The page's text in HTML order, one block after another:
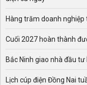
Hàng trăm doanh nghiệp
Cuối 2027 hoàn thành
Bắc Ninh giao nhà đầu
Lịch cúp điện Đồng Nai